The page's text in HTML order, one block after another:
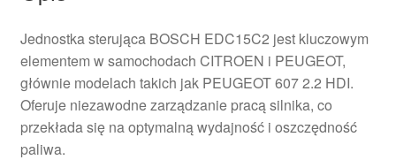
Jednostka sterująca BOSCH EDC15C2 jest kluczowym
elementem w samochodach CITROEN i PEUGEOT,
głównie modelach takich jak PEUGEOT 607 2.2 HDI.
Oferuje niezawodne zarządzanie pracą silnika, co
przekłada się na optymalną wydajność i oszczędność
paliwa.